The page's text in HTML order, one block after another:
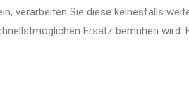
verarbeiten Sie diese keinesfalls
Ersatz bemühen wird.